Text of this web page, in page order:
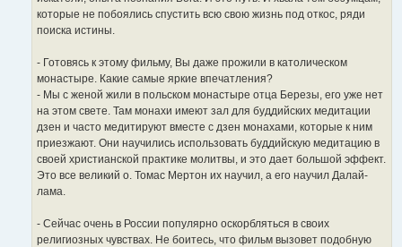
которые не побоялись спустить всю свою жизнь под откос, ряди
поиска истины.
- Готовясь к этому фильму, Вы даже прожили в католическом
монастыре. Какие самые яркие впечатления?
- Мы с женой жили в польском монастыре отца Березы, его уже нет
на этом свете. Там монахи имеют зал для буддийских медитации
дзен и часто медитируют вместе с дзен монахами, которые к ним
приезжают. Они научились использовать буддийскую медитацию в
своей христианской практике молитвы, и это дает большой эффект.
Это все великий о. Томас Мертон их научил, а его научил Далай-
лама.
- Сейчас очень в России популярно оскорбляться в своих
религиозных чувствах. Не боитесь, что фильм вызовет подобную